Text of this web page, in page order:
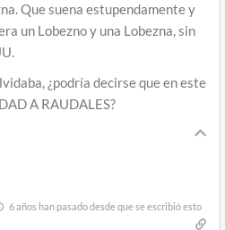
Que suena estupendamente y
un Lobezno y una Lobezna, sin
¿podría decirse que en este
A RAUDALES?
6 años han pasado desde que se escribió esto